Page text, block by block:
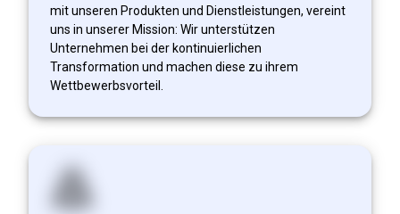
mit unseren Produkten und Dienstleistungen, vereint
uns in unserer Mission: Wir unterstützen
Unternehmen bei der kontinuierlichen
Transformation und machen diese zu ihrem
Wettbewerbsvorteil.